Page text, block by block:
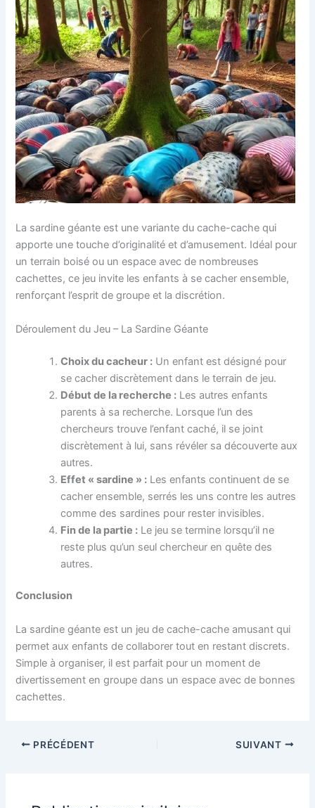
La sardine géante est une variante du cache-cache qui
apporte une touche d’originalité et d’amusement. Idéal pour
un terrain boisé ou un espace avec de nombreuses
cachettes, ce jeu invite les enfants à se cacher ensemble,
renforçant l’esprit de groupe et la discrétion.
Déroulement du Jeu – La Sardine Géante
Choix du cacheur : Un enfant est désigné pour
se cacher discrètement dans le terrain de jeu.
Début de la recherche : Les autres enfants
parents à sa recherche. Lorsque l’un des
chercheurs trouve l’enfant caché, il se joint
discrètement à lui, sans révéler sa découverte aux
autres.
Effet « sardine » : Les enfants continuent de se
cacher ensemble, serrés les uns contre les autres
comme des sardines pour rester invisibles.
Fin de la partie : Le jeu se termine lorsqu’il ne
reste plus qu’un seul chercheur en quête des
autres.
Conclusion
La sardine géante est un jeu de cache-cache amusant qui
permet aux enfants de collaborer tout en restant discrets.
Simple à organiser, il est parfait pour un moment de
divertissement en groupe dans un espace avec de bonnes
cachettes.
PRÉCÉDENT SUIVANT